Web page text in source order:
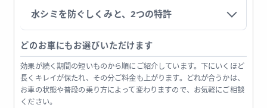
水シミを防ぐしくみと、2つの特許
どのお車にもお選びいただけます
効果が続く期間の短いものから順にご紹介しています。下にいくほど
長くキレイが保たれ、その分ご料金も上がります。どれが合うかは、
お車の状態や普段の乗り方によって変わりますので、お気軽にご相談
ください。